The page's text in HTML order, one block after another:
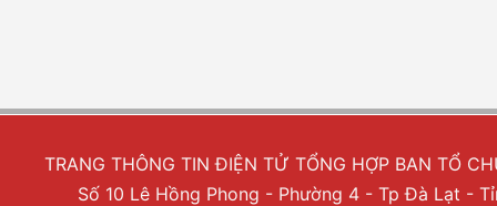
TRANG THÔNG TIN ĐIỆN TỬ TỔNG HỢP BAN TỔ
Số 10 Lê Hồng Phong - Phường 4 - Tp Đà Lạt -